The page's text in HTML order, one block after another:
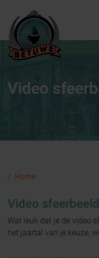
Video
Home
Video
Wat leuk dat je de video
het jaartal van je keuze,